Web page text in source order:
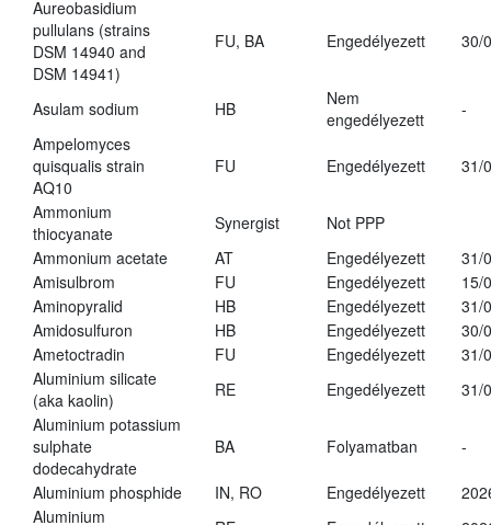
Aureobasidium
pullulans (strains
DSM 14940 and
DSM 14941)
FU, BA Engedélyezett 30/
Asulam sodium HB
Nem
engedélyezett
-
Ampelomyces
quisqualis strain
AQ10
FU Engedélyezett 31/
Ammonium
thiocyanate
Synergist
Not PPP
Ammonium acetate
AT Engedélyezett
31/
Amisulbrom
FU Engedélyezett
15/
Aminopyralid
HB Engedélyezett
31/
Amidosulfuron
HB Engedélyezett
30/
Ametoctradin
FU Engedélyezett
31/
Aluminium silicate
(aka kaolin)
RE Engedélyezett
31/
Aluminium potassium
sulphate
dodecahydrate
BA Folyamatban -
Aluminium phosphide IN, RO Engedélyezett
Aluminium